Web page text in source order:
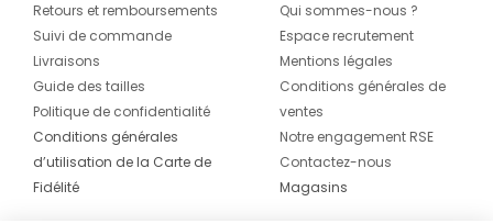
Retours et remboursements
Suivi de commande
Livraisons
Guide des tailles
Politique de confidentialité
Conditions générales
d’utilisation de la Carte de
Fidélité
Qui sommes-nous ?
Espace recrutement
Mentions légales
Conditions générales de
ventes
Notre engagement RSE
Contactez-nous
Magasins